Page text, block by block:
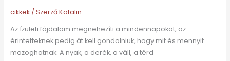
cikkek/ SzerzőKatalin
Az ízületi fájdalom megnehezíti a mindennapokat, az
érintetteknek pedig át kell gondolniuk, hogy mit és mennyit
mozoghatnak. A nyak, a derék, a váll, a térd